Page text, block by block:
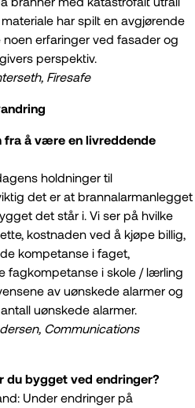
har spilt en avgjørende
erfaringer ved fasader og
perspektiv.
Firesafe
fra å være en livreddende
holdninger til
det er at brannalarmanlegget
det står i. Vi ser på hvilke
kostnaden ved å kjøpe billig,
kompetanse i faget,
fagkompetanse i skole / lærling
av uønskede alarmer og
uønskede alarmer.
Communications
bygget ved endringer?
Under endringer på